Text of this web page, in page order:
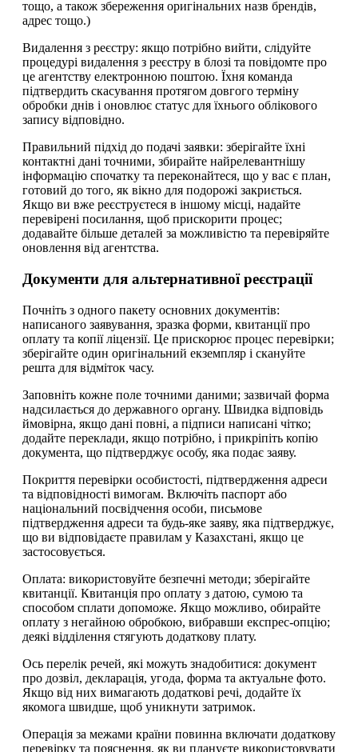
тощо, а також збереження оригінальних назв брендів,
адрес тощо.)
Видалення з реєстру: якщо потрібно вийти, слідуйте
процедурі видалення з реєстру в блозі та повідомте про
це агентству електронною поштою. Їхня команда
підтвердить скасування протягом довгого терміну
обробки днів і оновлює статус для їхнього облікового
запису відповідно.
Правильний підхід до подачі заявки: зберігайте їхні
контактні дані точними, збирайте найрелевантнішу
інформацію спочатку та переконайтеся, що у вас є план,
готовий до того, як вікно для подорожі закриється.
Якщо ви вже реєструєтеся в іншому місці, надайте
перевірені посилання, щоб прискорити процес;
додавайте більше деталей за можливістю та перевіряйте
оновлення від агентства.
Документи для альтернативної реєстрації
Почніть з одного пакету основних документів:
написаного заявування, зразка форми, квитанції про
оплату та копії ліцензії. Це прискорює процес перевірки;
зберігайте один оригінальний екземпляр і скануйте
решта для відміток часу.
Заповніть кожне поле точними даними; зазвичай форма
надсилається до державного органу. Швидка відповідь
ймовірна, якщо дані повні, а підписи написані чітко;
додайте переклади, якщо потрібно, і прикріпіть копію
документа, що підтверджує особу, яка подає заяву.
Покриття перевірки особистості, підтвердження адреси
та відповідності вимогам. Включіть паспорт або
національний посвідчення особи, письмове
підтвердження адреси та будь-яке заяву, яка підтверджує,
що ви відповідаєте правилам у Казахстані, якщо це
застосовується.
Оплата: використовуйте безпечні методи; зберігайте
квитанції. Квитанція про оплату з датою, сумою та
способом сплати допоможе. Якщо можливо, обирайте
оплату з негайною обробкою, вибравши експрес-опцію;
деякі відділення стягують додаткову плату.
Ось перелік речей, які можуть знадобитися: документ
про дозвіл, декларація, угода, форма та актуальне фото.
Якщо від них вимагають додаткові речі, додайте їх
якомога швидше, щоб уникнути затримок.
Операція за межами країни повинна включати додаткову
перевірку та пояснення, як ви плануєте використовувати